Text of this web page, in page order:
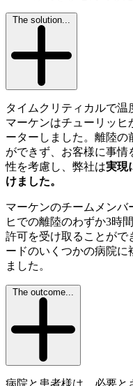
The solution...
タイムクリティカルで温
マーケンはチューリッヒ
ーターしました。離陸の
ができず、お客様に事情
性を考慮し、弊社は実現
けました。
マーケンのチームメンバ
ヒでの離陸のわずか3時
許可を受け取ることがで
ードのいくつかの病院に
ました。
The outcome...
病院と患者様は、必要と